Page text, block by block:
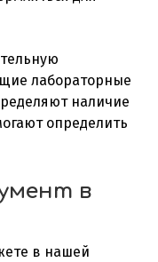
лабораторные
наличие
определить
в
в нашей